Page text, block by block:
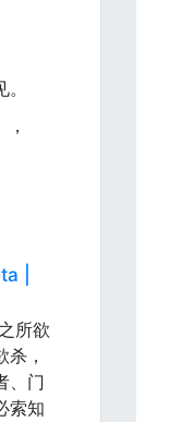
|
所欲
，
、门
索知